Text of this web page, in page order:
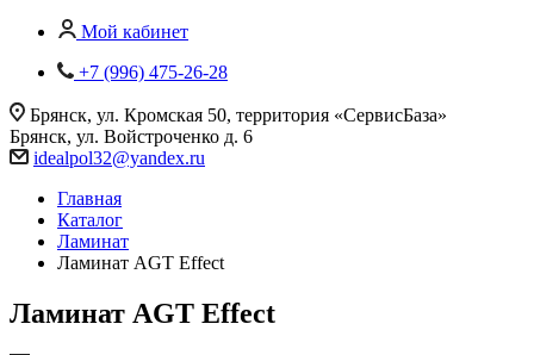
Мой кабинет
+7 (996) 475-26-28
Брянск, ул. Кромская 50, территория «СервисБаза»
Брянск, ул. Войстроченко д. 6
idealpol32@yandex.ru
Главная
Каталог
Ламинат
Ламинат AGT Effect
Ламинат AGT Effect